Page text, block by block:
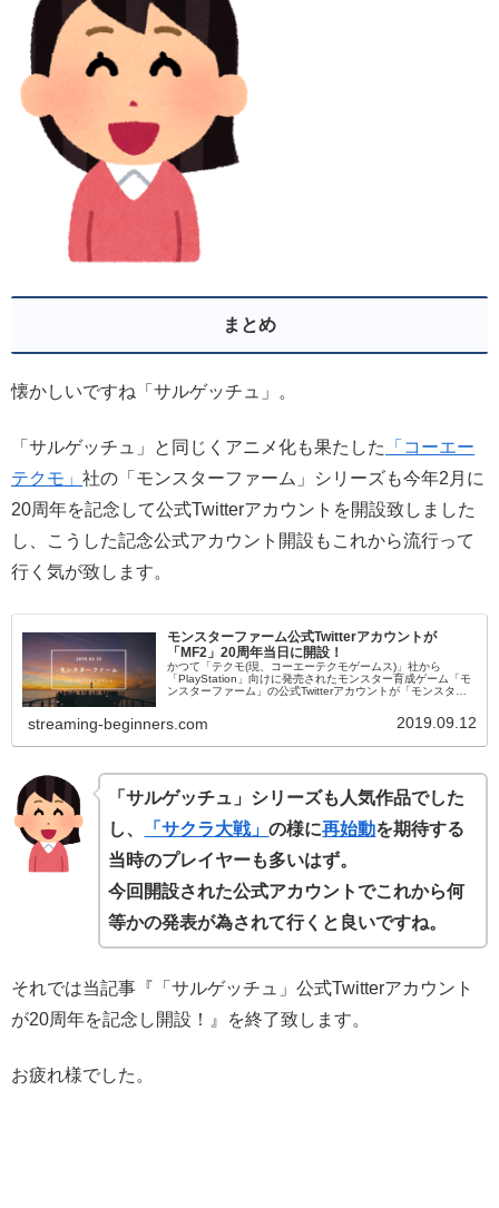
まとめ
懐かしいですね「サルゲッチュ」。
「サルゲッチュ」と同じくアニメ化も果たした
「コーエー
テクモ」 社の「モンスターファーム」シリーズも今年2月に
20周年を記念して公式Twitterアカウントを開設致しました
し、こうした記念公式アカウント開設もこれから流行って
行く気が致します。
モンスターファーム公式Twitterアカウントが
「MF2」20周年当日に開設！
かつて「テクモ(現、コーエーテクモゲームス)」社から
「PlayStation」向けに発売されたモンスター育成ゲーム「モ
ンスターファーム」の公式Twitterアカウントが「モンスター
streaming-beginners.com 2019.09.12
「サルゲッチュ」シリーズも人気作品でした
し、
「サクラ大戦」の様に再始動を期待する
当時のプレイヤーも多いはず。
今回開設された公式アカウントでこれから何
等かの発表が為されて行くと良いですね。
それでは当記事『「サルゲッチュ」公式Twitterアカウント
が20周年を記念し開設！』を終了致します。
お疲れ様でした。